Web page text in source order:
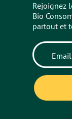
Rejoignez
Bio
partout et